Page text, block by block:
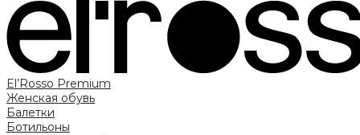
El’Rosso Premium
Женская обувь
Балетки
Ботильоны